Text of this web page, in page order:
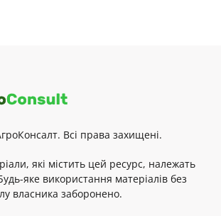
Всі права захищені.
які містить цей ресурс, належать
яке використання матеріалів без
власника заборонено.